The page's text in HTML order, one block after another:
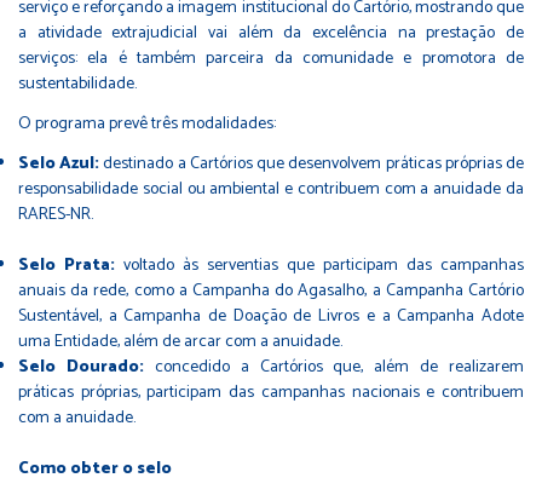
serviço e reforçando a imagem institucional do Cartório, mostrando que
a atividade extrajudicial vai além da excelência na prestação de
serviços: ela é também parceira da comunidade e promotora de
sustentabilidade.
O programa prevê três modalidades:
Selo Azul:destinado a Cartórios que desenvolvem práticas próprias de
responsabilidade social ou ambiental e contribuem com a anuidade da
RARES-NR.
Selo Prata: voltado às serventias que participam das campanhas
anuais da rede, como a Campanha do Agasalho, a Campanha Cartório
Sustentável, a Campanha de Doação de Livros e a Campanha Adote
uma Entidade, além de arcar com a anuidade.
Selo Dourado: concedido a Cartórios que, além de realizarem
práticas próprias, participam das campanhas nacionais e contribuem
com a anuidade.
Como obter o selo